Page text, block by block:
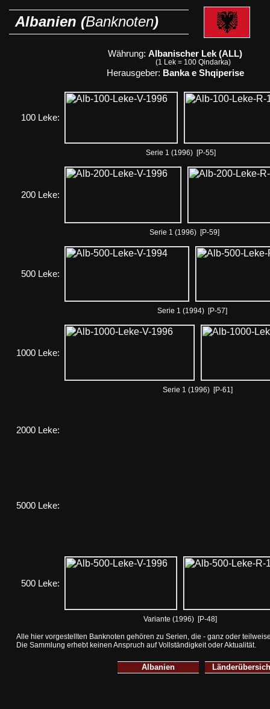
Albanien (Banknoten)
Währung: Albanischer Lek (ALL)
(1 Lek = 100 Qindarka)
Herausgeber: Banka e Shqiperise
100 Leke:
Serie 1 (1996) [P-55]
200 Leke:
Serie 1 (1996) [P-59]
500 Leke:
Serie 1 (1994) [P-57]
1000 Leke:
Serie 1 (1996) [P-61]
2000 Leke:
5000 Leke:
500 Leke:
Variante (1996) [P-48]
Alle hier vorgestellten Banknoten gehören zu Serien, die - ganz oder
Die Sammlung erhebt keinen Anspruch auf Vollständigkeit oder Aktualität.
Albanien